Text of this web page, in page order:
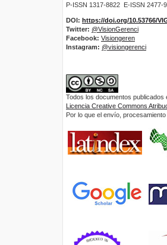
P-ISSN 1317-8822 E-ISSN 2477-
DOI: https://doi.org/10.53766/
Twitter: @VisionGerenci
Facebook: Visiongeren
Instagram: @visiongerenci
Todos los documentos
Licencia Creative Commons
Por lo que el envío,